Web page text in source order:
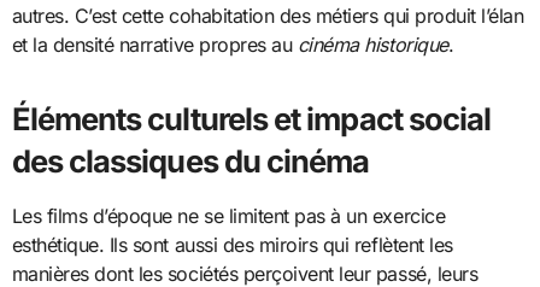
autres. C’est cette cohabitation des métiers qui produit l’élan
et la densité narrative propres au cinéma historique.
Éléments culturels et impact social
des classiques du cinéma
Les films d’époque ne se limitent pas à un exercice
esthétique. Ils sont aussi des miroirs qui reflètent les
manières dont les sociétés perçoivent leur passé, leurs